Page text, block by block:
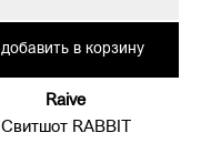
добавить в корзину
Raive
Свитшот RABBIT